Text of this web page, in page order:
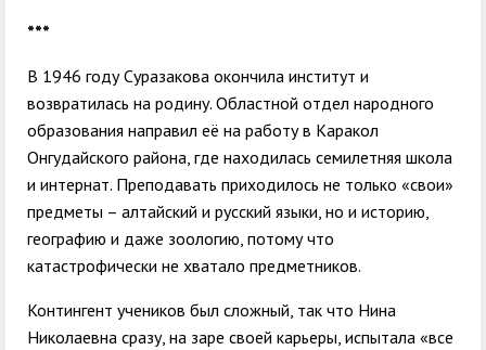
***
В 1946 году Суразакова окончила институт и
возвратилась на родину. Областной отдел народного
образования направил её на работу в Каракол
Онгудайского района, где находилась семилетняя школа
и интернат. Преподавать приходилось не только «свои»
предметы – алтайский и русский языки, но и историю,
географию и даже зоологию, потому что
катастрофически не хватало предметников.
Контингент учеников был сложный, так что Нина
Николаевна сразу, на заре своей карьеры, испытала «все